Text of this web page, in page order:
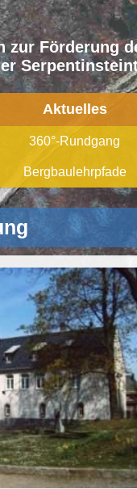
zur Förderung
Aktuelles
360°-Rundgang
Bergbaulehrpfade